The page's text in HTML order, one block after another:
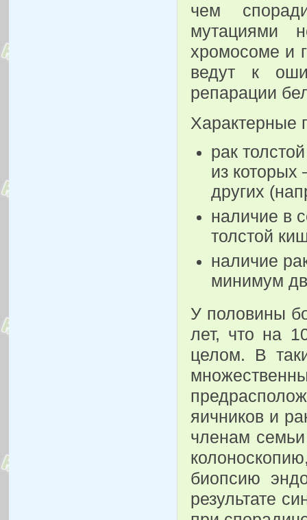
чем
мутациями
хромосоме и
ведут к
репарации
Характерные
рак
из которых
других
наличие в
толстой
наличие
минимум
У половины
лет, что на
целом. В
яичников и
членам
биопсию
результате